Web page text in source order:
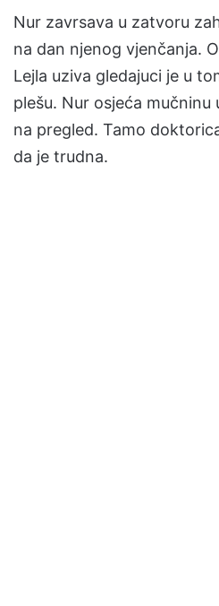
Nur zavrsava u zatvoru
na dan njenog vjenčanja.
Lejla uziva gledajuci je u
plešu. Nur osjeća
na pregled. Tamo
da je trudna.